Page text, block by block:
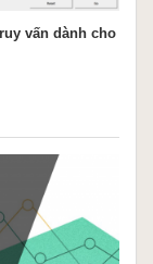
vấn dành cho